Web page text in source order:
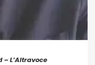
L’Altravoce